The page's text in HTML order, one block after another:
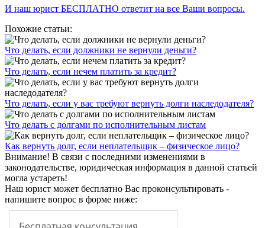
И наш юрист БЕСПЛАТНО ответит на все Ваши вопросы.
Похожие статьи:
Что делать, если должники не вернули деньги?
Что делать, если нечем платить за кредит?
Что делать, если у вас требуют вернуть долги наследодателя?
Что делать с долгами по исполнительным листам
Как вернуть долг, если неплательщик – физическое лицо?
Внимание! В связи с последними изменениями в
законодательстве, юридическая информация в данной статьей
могла устареть!
Наш юрист может бесплатно Вас проконсультировать -
напишите вопрос в форме ниже: